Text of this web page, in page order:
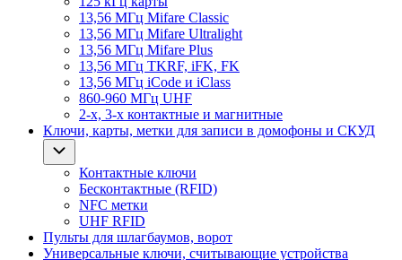
13,56 МГц Mifare Classic
13,56 МГц Mifare Ultralight
13,56 МГц Mifare Plus
13,56 МГц TKRF, iFK, FK
13,56 МГц iCode и iClass
860-960 МГц UHF
2-х, 3-х контактные и магнитные
Ключи, карты, метки для записи в домофоны и СКУД
Контактные ключи
Бесконтактные (RFID)
NFC метки
UHF RFID
Пульты для шлагбаумов, ворот
Универсальные ключи, считывающие устройства